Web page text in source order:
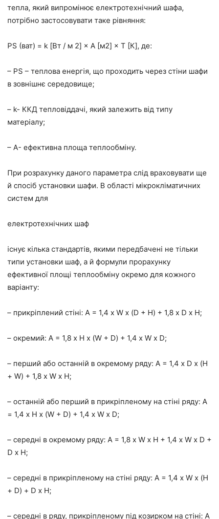
тепла, який випромінює електротехнічний шафа,
потрібно застосовувати таке рівняння:
PS (ват) = k [Вт / м 2] × A [м2] × T [К], де:
– PS – теплова енергія, що проходить через стіни шафи
в зовнішнє середовище;
– k- ККД тепловіддачі, який залежить від типу
матеріалу;
– А- ефективна площа теплообміну.
При розрахунку даного параметра слід враховувати ще
й спосіб установки шафи. В області мікрокліматичних
систем для
електротехнічних шаф
існує кілька стандартів, якими передбачені не тільки
типи установки шаф, а й формули прорахунку
ефективної площі теплообміну окремо для кожного
варіанту:
– прикріплений стіні: A = 1,4 х W х (D + H) + 1,8 х D х H;
– окремий: A = 1,8 х H х (W + D) + 1,4 х W х D;
– перший або останній в окремому ряду: A = 1,4 х D х (H
+ W) + 1,8 х W х H;
– останній або перший в прикріпленому на стіні ряду: A
= 1,4 х H х (W + D) + 1,4 х W х D;
– середні в окремому ряду: A = 1,8 х W х H + 1,4 х W х D +
D х H;
– середні в прикріпленому на стіні ряду: A = 1,4 х W х (H
+ D) + D х H;
– середні в ряду, прикріпленому під козирком на стіні: A